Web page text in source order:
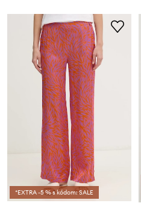
*EXTRA -5 % s kódom: SALE